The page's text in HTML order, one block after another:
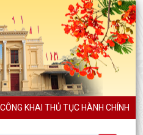
CÔNG KHAI THỦ TỤC HÀNH CHÍNH